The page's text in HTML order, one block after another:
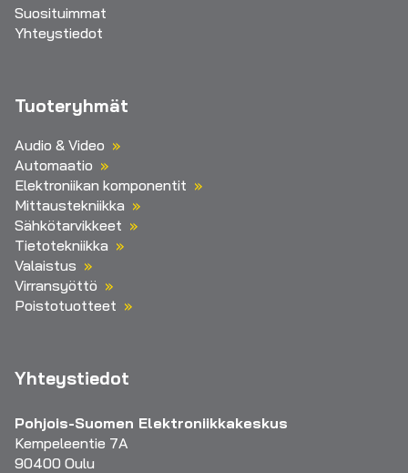
Suosituimmat
Yhteystiedot
Tuoteryhmät
Audio & Video
Automaatio
Elektroniikan komponentit
Mittaustekniikka
Sähkötarvikkeet
Tietotekniikka
Valaistus
Virransyöttö
Poistotuotteet
Yhteystiedot
Pohjois-Suomen Elektroniikkakeskus
Kempeleentie 7A
90400 Oulu